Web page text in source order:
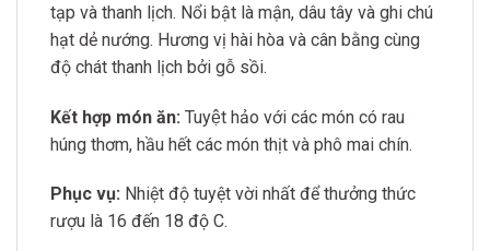
tạp và thanh lịch. Nổi bật là mận, dâu tây và ghi chú
hạt dẻ nướng. Hương vị hài hòa và cân bằng cùng
độ chát thanh lịch bởi gỗ sồi.
Kết hợp món ăn: Tuyệt hảo với các món có rau
húng thơm, hầu hết các món thịt và phô mai chín.
Phục vụ: Nhiệt độ tuyệt vời nhất để thưởng thức
rượu là 16 đến 18 độ C.